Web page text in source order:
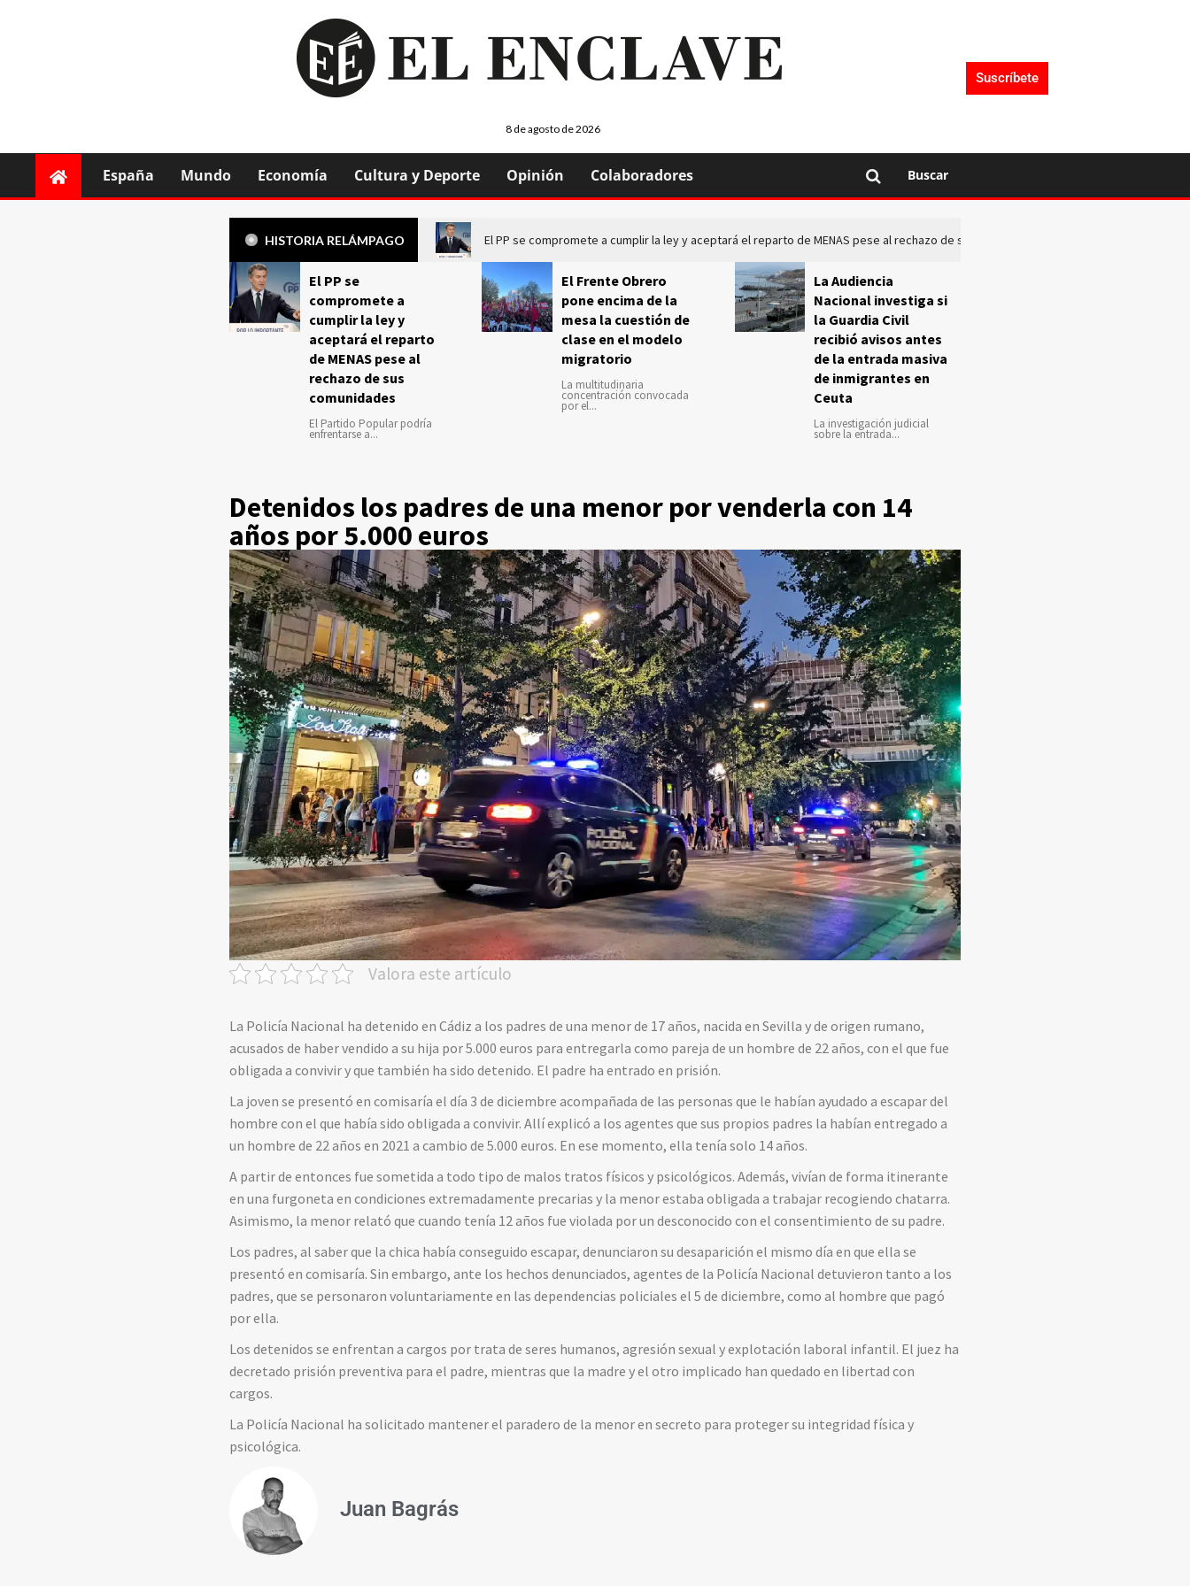
8 de agosto de 2026
Suscríbete
España Mundo Economía Cultura y Deporte Opinión Colaboradores Buscar
HISTORIA RELÁMPAGO El PP se compromete a cumplir la ley y aceptará el reparto de MENAS pese al rechazo de sus comunidades
El PP se
compromete a
cumplir la ley y
aceptará el reparto
de MENAS pese al
rechazo de sus
comunidades
El Partido Popular podría
enfrentarse a...
El Frente Obrero
pone encima de la
mesa la cuestión de
clase en el modelo
migratorio
La multitudinaria
concentración convocada
por el...
La Audiencia
Nacional investiga si
la Guardia Civil
recibió avisos antes
de la entrada masiva
de inmigrantes en
Ceuta
La investigación judicial
sobre la entrada...
Detenidos los padres de una menor por venderla con 14
años por 5.000 euros
Valora este artículo
La Policía Nacional ha detenido en Cádiz a los padres de una menor de 17 años, nacida en Sevilla y de origen rumano,
acusados de haber vendido a su hija por 5.000 euros para entregarla como pareja de un hombre de 22 años, con el que fue
obligada a convivir y que también ha sido detenido. El padre ha entrado en prisión.
La joven se presentó en comisaría el día 3 de diciembre acompañada de las personas que le habían ayudado a escapar del
hombre con el que había sido obligada a convivir. Allí explicó a los agentes que sus propios padres la habían entregado a
un hombre de 22 años en 2021 a cambio de 5.000 euros. En ese momento, ella tenía solo 14 años.
A partir de entonces fue sometida a todo tipo de malos tratos físicos y psicológicos. Además, vivían de forma itinerante
en una furgoneta en condiciones extremadamente precarias y la menor estaba obligada a trabajar recogiendo chatarra.
Asimismo, la menor relató que cuando tenía 12 años fue violada por un desconocido con el consentimiento de su padre.
Los padres, al saber que la chica había conseguido escapar, denunciaron su desaparición el mismo día en que ella se
presentó en comisaría. Sin embargo, ante los hechos denunciados, agentes de la Policía Nacional detuvieron tanto a los
padres, que se personaron voluntariamente en las dependencias policiales el 5 de diciembre, como al hombre que pagó
por ella.
Los detenidos se enfrentan a cargos por trata de seres humanos, agresión sexual y explotación laboral infantil. El juez ha
decretado prisión preventiva para el padre, mientras que la madre y el otro implicado han quedado en libertad con
cargos.
La Policía Nacional ha solicitado mantener el paradero de la menor en secreto para proteger su integridad física y
psicológica.
Juan Bagrás